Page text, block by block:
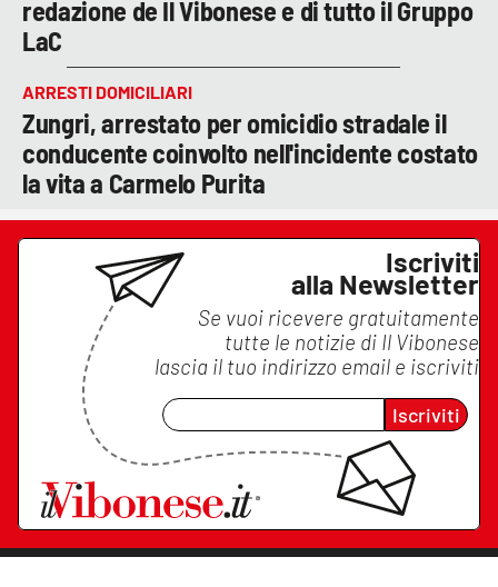
redazione de Il Vibonese e di tutto il Gruppo
LaC
ARRESTI DOMICILIARI
Zungri, arrestato per omicidio stradale il
conducente coinvolto nell'incidente costato
la vita a Carmelo Purita
Iscriviti
alla Newsletter
Se vuoi ricevere gratuitamente
tutte le notizie di Il Vibonese
lascia il tuo indirizzo email e iscriviti
Iscriviti